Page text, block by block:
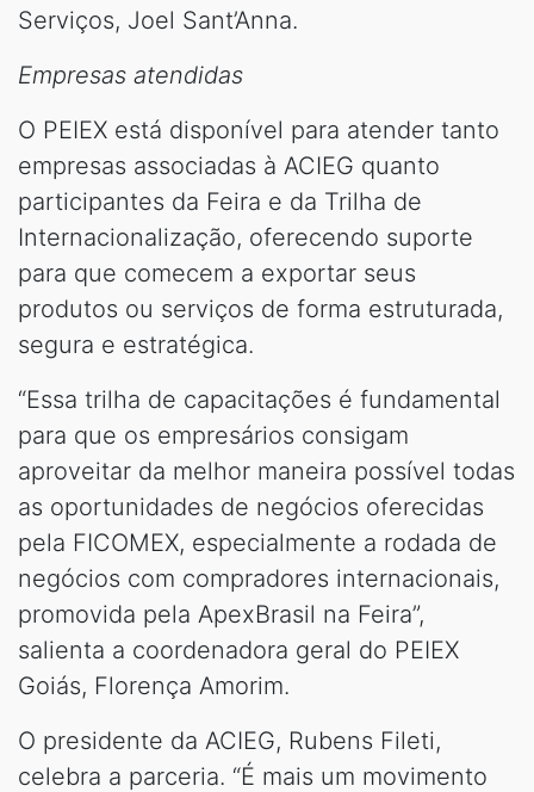
Serviços, Joel Sant’Anna.
Empresas atendidas
O PEIEX está disponível para atender tanto
empresas associadas à ACIEG quanto
participantes da Feira e da Trilha de
Internacionalização, oferecendo suporte
para que comecem a exportar seus
produtos ou serviços de forma estruturada,
segura e estratégica.
“Essa trilha de capacitações é fundamental
para que os empresários consigam
aproveitar da melhor maneira possível todas
as oportunidades de negócios oferecidas
pela FICOMEX, especialmente a rodada de
negócios com compradores internacionais,
promovida pela ApexBrasil na Feira”,
salienta a coordenadora geral do PEIEX
Goiás, Florença Amorim.
O presidente da ACIEG, Rubens Fileti,
celebra a parceria. “É mais um movimento